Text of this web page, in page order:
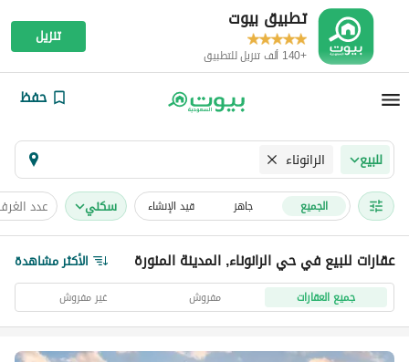
تطبيق بيوت
+140 ألف تنزيل للتطبيق
تنزيل
حفظ
للبيع الرانوناء
الجميع جاهز قيد الإنشاء سكني عدد
عقارات للبيع في حي الرانوناء, المدينة المنورة الأكثر مشاهدة
جميع العقارات مفروش غير مفروش